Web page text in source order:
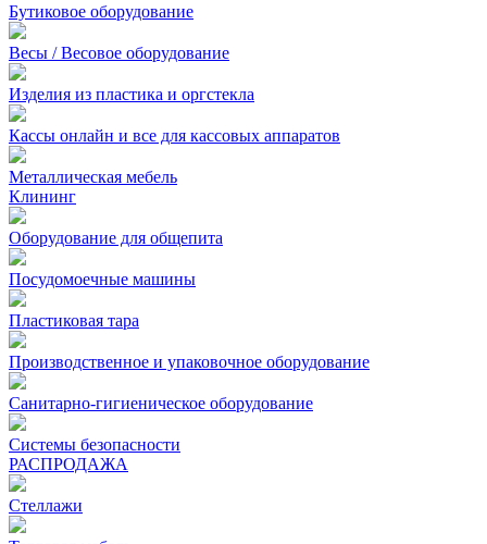
Бутиковое оборудование
Весы / Весовое оборудование
Изделия из пластика и оргстекла
Кассы онлайн и все для кассовых аппаратов
Металлическая мебель
Клининг
Оборудование для общепита
Посудомоечные машины
Пластиковая тара
Производственное и упаковочное оборудование
Санитарно-гигиеническое оборудование
Системы безопасности
РАСПРОДАЖА
Стеллажи